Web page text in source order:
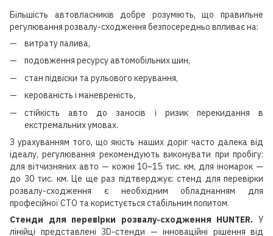
Більшість автовласників добре розуміють, що правильне
регулювання розвалу-сходження безпосередньо впливає на:
витрату палива,
подовження ресурсу автомобільних шин,
стан підвіски та рульового керування,
керованість і маневреність,
стійкість авто до заносів і ризик перекидання в
екстремальних умовах.
З урахуванням того, що якість наших доріг часто далека від
ідеалу, регулювання рекомендують виконувати при пробігу:
для вітчизняних авто — кожні 10–15 тис. км, для іномарок —
до 30 тис. км. Це ще раз підтверджує: стенд для перевірки
розвалу-сходження є необхідним обладнанням для
професійної СТО та користується стабільним попитом.
Стенди для перевірки розвалу-сходження HUNTER. У
лінійці представлені 3D-стенди — інноваційні рішення від